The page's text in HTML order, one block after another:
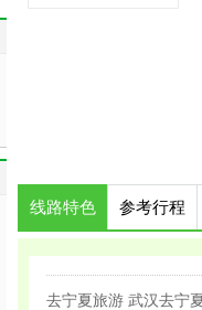
线路特色 参考行程
去宁夏旅游 武汉去宁